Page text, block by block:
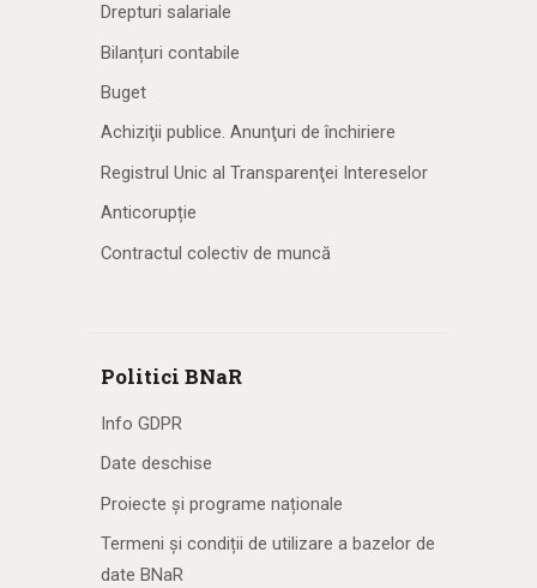
Drepturi salariale
Bilanțuri contabile
Buget
Achiziţii publice. Anunţuri de închiriere
Registrul Unic al Transparenţei Intereselor
Anticorupție
Contractul colectiv de muncă
Politici BNaR
Info GDPR
Date deschise
Proiecte și programe naționale
Termeni și condiții de utilizare a bazelor de
date BNaR